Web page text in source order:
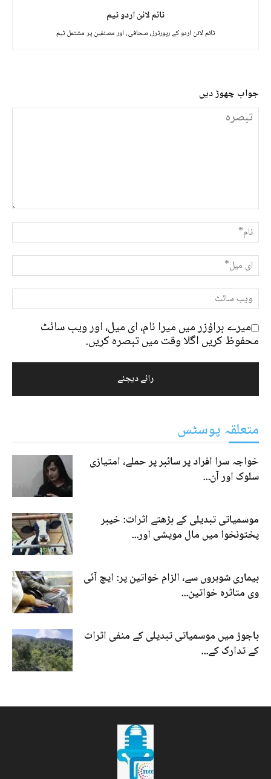
ٹائم لائن اردو ٹیم
ٹائم لائن اردو کے رپورٹرز، صحافی، اور مصنفین پر مشتمل ٹیم
جواب چھوڑ دیں
میرے براؤزر میں میرا نام، ای میل، اور ویب سائٹ
محفوظ کریں اگلا وقت میں تبصرہ کریں.
متعلقہ پوسٹس
خواجہ سرا افراد پر سائبر پر حملے، امتیازی
سلوک اور آن...
موسمیاتی تبدیلی کے بڑھتے اثرات: خیبر
پختونخوا میں مال مویشی اور...
بیماری شوہروں سے، الزام خواتین پر: ایچ آئی
وی متاثرہ خواتین...
باجوڑ میں موسمیاتی تبدیلی کے منفی اثرات
کے تدارک کے...